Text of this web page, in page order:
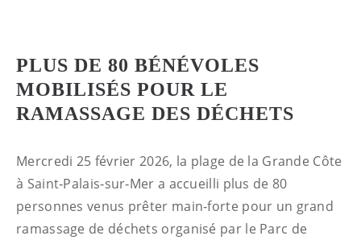
PLUS DE 80 BÉNÉVOLES
MOBILISÉS POUR LE
RAMASSAGE DES DÉCHETS
Mercredi 25 février 2026, la plage de la Grande Côte
à Saint‑Palais‑sur‑Mer a accueilli plus de 80
personnes venus prêter main‑forte pour un grand
ramassage de déchets organisé par le Parc de